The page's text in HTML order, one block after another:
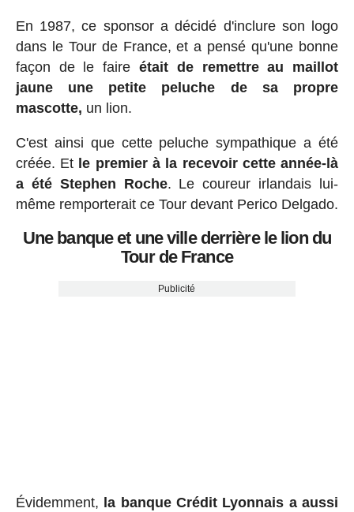
En 1987, ce sponsor a décidé d'inclure son logo
dans le Tour de France, et a pensé qu'une bonne
façon de le faire était de remettre au maillot
jaune une petite peluche de sa propre
mascotte, un lion.
C'est ainsi que cette peluche sympathique a été
créée. Et le premier à la recevoir cette année-là
a été Stephen Roche. Le coureur irlandais lui-
même remporterait ce Tour devant Perico Delgado.
Une banque et une ville derrière le lion du
Tour de France
Publicité
Évidemment, la banque Crédit Lyonnais a aussi